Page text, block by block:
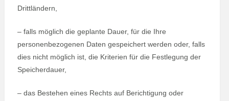
Drittländern,
– falls möglich die geplante Dauer, für die Ihre
personenbezogenen Daten gespeichert werden oder, falls
dies nicht möglich ist, die Kriterien für die Festlegung der
Speicherdauer,
– das Bestehen eines Rechts auf Berichtigung oder